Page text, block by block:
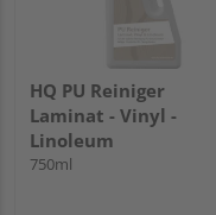
HQ PU Reiniger
Laminat - Vinyl -
Linoleum
750ml